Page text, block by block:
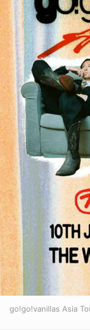
go!go!vanillas Asia